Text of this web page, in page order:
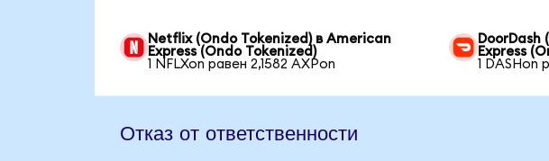
Netflix (Ondo Tokenized) в American
Express (Ondo Tokenized)
1 NFLXon равен 2,1582 AXPon
DoorDash
Express
1 DASHon
Отказ от ответственности